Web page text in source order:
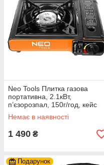
Neo Tools Плитка газова
портативна, 2.1кВт,
п’єзорозпал, 150г/год, кейс
Немає в наявності
1 490 ₴
Подарунок